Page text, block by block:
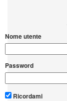
Nome utente
Password
Ricordami